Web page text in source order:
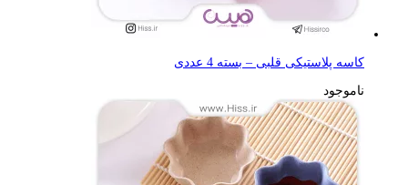
کاسه پلاستیکی قلبی – بسته 4 عددی
ناموجود